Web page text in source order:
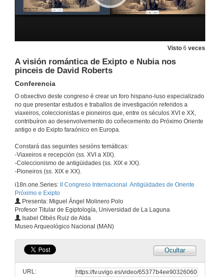
Visto 6 veces
A visión romántica de Exipto e Nubia nos
pinceis de David Roberts
Conferencia
O obxectivo deste congreso é crear un foro hispano-luso especializado
no que presentar estudos e traballos de investigación referidos a
viaxeiros, coleccionistas e pioneiros que, entre os séculos XVI e XX,
contribuíron ao desenvolvemento do coñecemento do Próximo Oriente
antigo e do Exipto faraónico en Europa.
Constará das seguintes sesións temáticas:
-Viaxeiros e recepción (ss. XVI a XIX).
-Coleccionismo de antigüidades (ss. XIX e XX).
-Pioneiros (ss. XIX e XX).
i18n.one.Series:
II Congreso Internacional. Antigüidades de Oriente
Próximo e Exipto
Presenta: Miguel Ángel Molinero Polo
Profesor Titular de Egiptología, Universidad de La Laguna
Isabel Olbés Ruiz de Alda
Museo Arqueológico Nacional (MAN)
Ocultar
URL:
19 de out. de 2023
19 de out. de 2023
Claude F.-A. Schaeffer e as primeiras escavacións en Niveis Shamra (1929-1939). A arqueoloxía siria baixo o Mandato francés.
Conferencia
19 de out. de 2023
Conferencia
20 de out. de 2023
A viaxe de Richard Pococke polo Exipto do século XVIII. Un soño feito realidade
Conferencia
20 de out. de 2023